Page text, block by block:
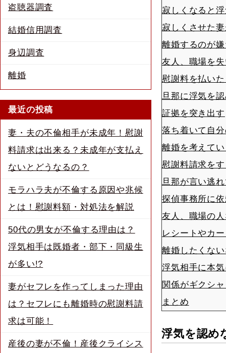
寂しくなると
寂しくさせた
離婚するのが
友人、職場を
慰謝料を払い
旦那に浮気を
証拠を突き出す
落ち着いて自
離婚を考えて
慰謝料請求を
旦那が言い逃
探偵事務所に
友人、職場の
レシートやカ
離婚したくな
浮気相手に本
関係がギクシ
まとめ
浮気を認め
盗聴器調査
結婚信用調査
身辺調査
離婚
最近の投稿
妻・夫の不倫相手が未成年！慰謝
料請求は出来る？未成年が支払え
ないとどうなるの？
モラハラ夫が不倫する原因や兆候
とは！慰謝料額・対処法を解説
50代の男女が不倫する理由は？
浮気相手は既婚者・部下・同級生
が多い!?
妻がセフレを作ってしまった理由
は？セフレにも離婚時の慰謝料請
求は可能！
産後の妻が不倫！産後クライシス